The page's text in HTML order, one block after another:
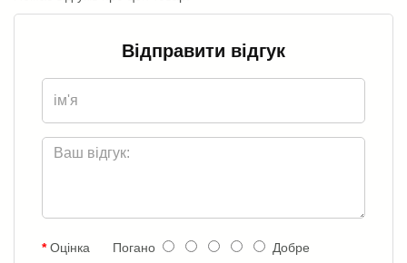
Відправити відгук
Оцінка Погано Добре